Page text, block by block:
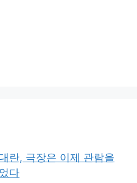
란, 극장은 이제 관람을
다